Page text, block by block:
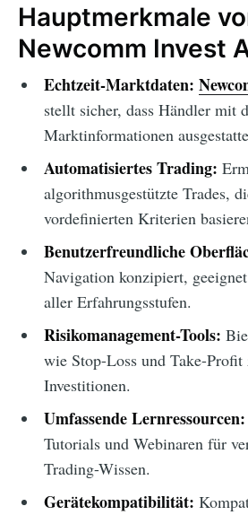
Hauptmerkmale
Newcomm Invest
Echtzeit-Marktdaten:
stellt sicher, dass Händler mit
Marktinformationen
Automatisiertes Trading:
algorithmusgestützte Trades,
vordefinierten Kriterien
Benutzerfreundliche
Navigation konzipiert,
aller Erfahrungsstufen.
Risikomanagement-Tools:
wie Stop-Loss und Take-Profit
Investitionen.
Umfassende Lernressourcen:
Tutorials und Webinaren für
Trading-Wissen.
Gerätekompatibilität: